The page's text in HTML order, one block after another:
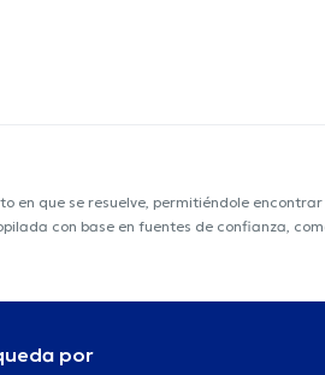
en que se resuelve, permitiéndole
con base en fuentes de confianza,
por